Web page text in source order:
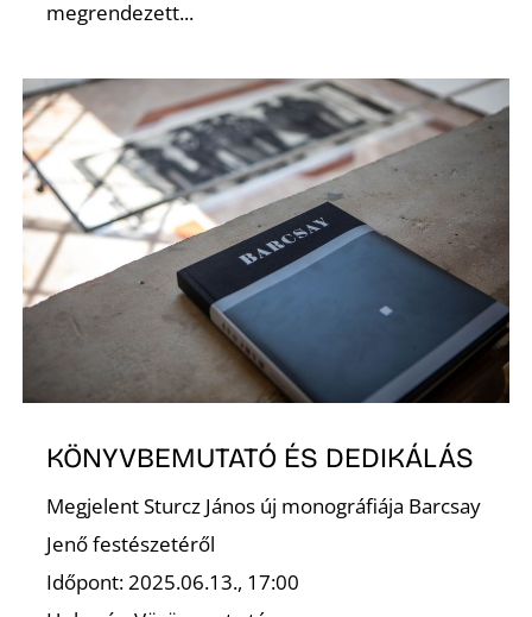
megrendezett...
KÖNYVBEMUTATÓ ÉS DEDIKÁLÁS
Megjelent Sturcz János új monográfiája Barcsay
Jenő festészetéről
Időpont: 2025.06.13., 17:00